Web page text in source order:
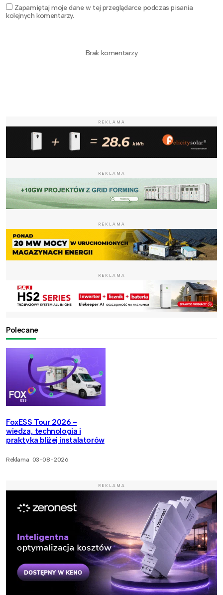
Zapamiętaj moje dane w tej przeglądarce podczas pisania
kolejnych komentarzy.
Brak komentarzy
REKLAMA
REKLAMA
REKLAMA
REKLAMA
Polecane
FoxESS Tour 2026 -
wiedza, technologia i
praktyka bliżej instalatorów
Reklama 03-08-2026
REKLAMA